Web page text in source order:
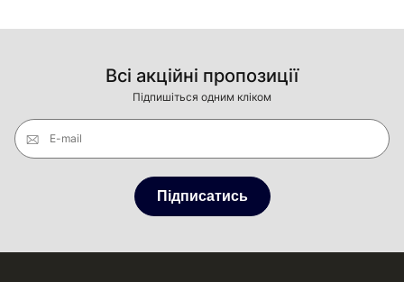
Всі акційні пропозиції
Підпишіться одним кліком
E-mail
Підписатись